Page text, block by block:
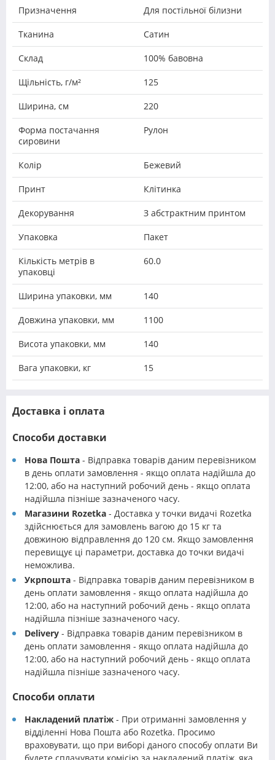
Призначення Для постільної білизни
Тканина Сатин
Склад 100% бавовна
Щільність, г/м² 125
Ширина, см 220
Форма постачання
сировини
Рулон
Колір Бежевий
Принт Клітинка
Декорування З абстрактним принтом
Упаковка Пакет
Кількість метрів в
упаковці
60.0
Ширина упаковки, мм 140
Довжина упаковки, мм 1100
Висота упаковки, мм 140
Вага упаковки, кг 15
Доставка і оплата
Способи доставки
Нова Пошта - Відправка товарів даним перевізником
в день оплати замовлення - якщо оплата надійшла до
12:00, або на наступний робочий день - якщо оплата
надійшла пізніше зазначеного часу.
Магазини Rozetka - Доставка у точки видачі Rozetka
здійснюється для замовлень вагою до 15 кг та
довжиною відправлення до 120 см. Якщо замовлення
перевищує ці параметри, доставка до точки видачі
неможлива.
Укрпошта - Відправка товарів даним перевізником в
день оплати замовлення - якщо оплата надійшла до
12:00, або на наступний робочий день - якщо оплата
надійшла пізніше зазначеного часу.
Delivery - Відправка товарів даним перевізником в
день оплати замовлення - якщо оплата надійшла до
12:00, або на наступний робочий день - якщо оплата
надійшла пізніше зазначеного часу.
Способи оплати
Накладений платіж - При отриманні замовлення у
відділенні Нова Пошта або Rozetka. Просимо
враховувати, що при виборі даного способу оплати Ви